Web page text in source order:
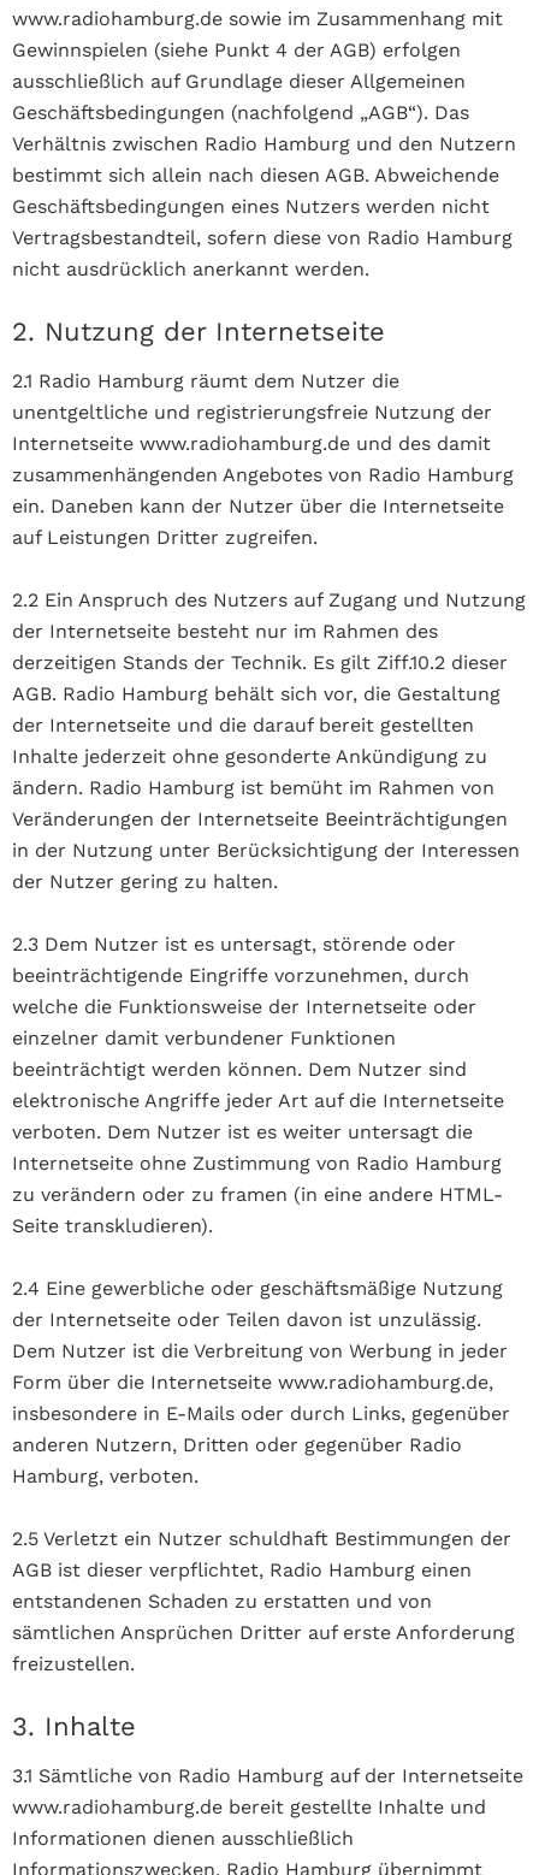
www.radiohamburg.de sowie im Zusammenhang mit
Gewinnspielen (siehe Punkt 4 der AGB) erfolgen
ausschließlich auf Grundlage dieser Allgemeinen
Geschäftsbedingungen (nachfolgend „AGB“). Das
Verhältnis zwischen Radio Hamburg und den Nutzern
bestimmt sich allein nach diesen AGB. Abweichende
Geschäftsbedingungen eines Nutzers werden nicht
Vertragsbestandteil, sofern diese von Radio Hamburg
nicht ausdrücklich anerkannt werden.
2. Nutzung der Internetseite
2.1 Radio Hamburg räumt dem Nutzer die
unentgeltliche und registrierungsfreie Nutzung der
Internetseite www.radiohamburg.de und des damit
zusammenhängenden Angebotes von Radio Hamburg
ein. Daneben kann der Nutzer über die Internetseite
auf Leistungen Dritter zugreifen.
2.2 Ein Anspruch des Nutzers auf Zugang und Nutzung
der Internetseite besteht nur im Rahmen des
derzeitigen Stands der Technik. Es gilt Ziff.10.2 dieser
AGB. Radio Hamburg behält sich vor, die Gestaltung
der Internetseite und die darauf bereit gestellten
Inhalte jederzeit ohne gesonderte Ankündigung zu
ändern. Radio Hamburg ist bemüht im Rahmen von
Veränderungen der Internetseite Beeinträchtigungen
in der Nutzung unter Berücksichtigung der Interessen
der Nutzer gering zu halten.
2.3 Dem Nutzer ist es untersagt, störende oder
beeinträchtigende Eingriffe vorzunehmen, durch
welche die Funktionsweise der Internetseite oder
einzelner damit verbundener Funktionen
beeinträchtigt werden können. Dem Nutzer sind
elektronische Angriffe jeder Art auf die Internetseite
verboten. Dem Nutzer ist es weiter untersagt die
Internetseite ohne Zustimmung von Radio Hamburg
zu verändern oder zu framen (in eine andere HTML-
Seite transkludieren).
2.4 Eine gewerbliche oder geschäftsmäßige Nutzung
der Internetseite oder Teilen davon ist unzulässig.
Dem Nutzer ist die Verbreitung von Werbung in jeder
Form über die Internetseite www.radiohamburg.de,
insbesondere in E-Mails oder durch Links, gegenüber
anderen Nutzern, Dritten oder gegenüber Radio
Hamburg, verboten.
2.5 Verletzt ein Nutzer schuldhaft Bestimmungen der
AGB ist dieser verpflichtet, Radio Hamburg einen
entstandenen Schaden zu erstatten und von
sämtlichen Ansprüchen Dritter auf erste Anforderung
freizustellen.
3. Inhalte
3.1 Sämtliche von Radio Hamburg auf der Internetseite
www.radiohamburg.de bereit gestellte Inhalte und
Informationen dienen ausschließlich
Informationszwecken. Radio Hamburg übernimmt